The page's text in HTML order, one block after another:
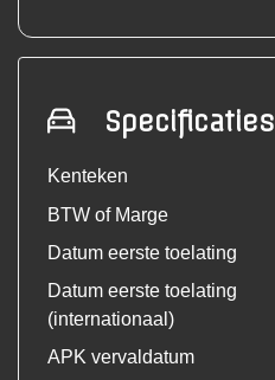
Specificaties
Kenteken
BTW of Marge
Datum eerste toelating
Datum eerste toelating
(internationaal)
APK vervaldatum